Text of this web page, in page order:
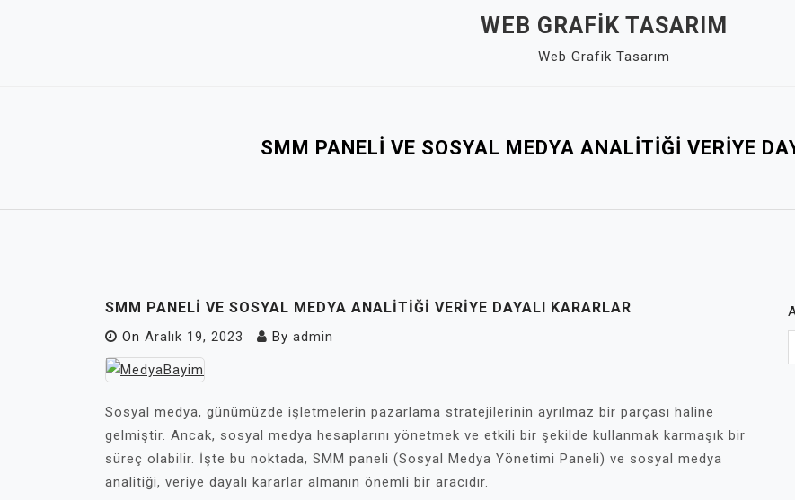
WEB GRAFIK TASARIM
Web Grafik Tasarım
SMM PANELI VE SOSYAL MEDYA ANALITIĞI VERIYE
SMM PANELI VE SOSYAL MEDYA ANALITIĞI VERIYE DAYALI KARARLAR
On Aralık 19, 2023 By admin
Sosyal medya, günümüzde işletmelerin pazarlama stratejilerinin ayrılmaz bir parçası haline
gelmiştir. Ancak, sosyal medya hesaplarını yönetmek ve etkili bir şekilde kullanmak karmaşık bir
süreç olabilir. İşte bu noktada, SMM paneli (Sosyal Medya Yönetimi Paneli) ve sosyal medya
analitiği, veriye dayalı kararlar almanın önemli bir aracıdır.